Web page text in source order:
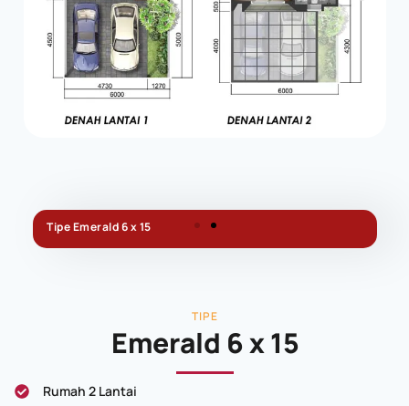
Tipe Emerald 6 x 15
TIPE
Emerald 6 x 15
Rumah 2 Lantai